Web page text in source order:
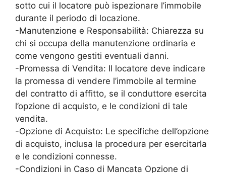
sotto cui il locatore può ispezionare l’immobile
durante il periodo di locazione.
-Manutenzione e Responsabilità: Chiarezza su
chi si occupa della manutenzione ordinaria e
come vengono gestiti eventuali danni.
-Promessa di Vendita: Il locatore deve indicare
la promessa di vendere l’immobile al termine
del contratto di affitto, se il conduttore esercita
l’opzione di acquisto, e le condizioni di tale
vendita.
-Opzione di Acquisto: Le specifiche dell’opzione
di acquisto, inclusa la procedura per esercitarla
e le condizioni connesse.
-Condizioni in Caso di Mancata Opzione di